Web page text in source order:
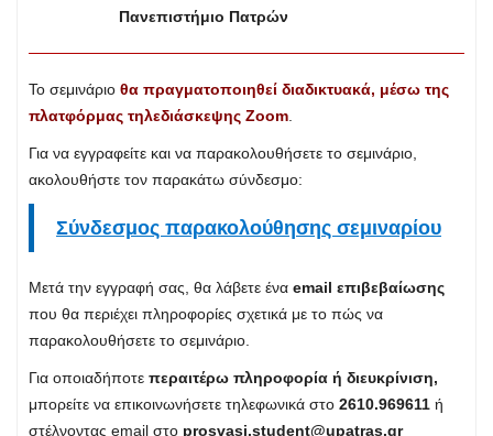
Πανεπιστήμιο Πατρών
Το σεμινάριο θα πραγματοποιηθεί διαδικτυακά, μέσω της
πλατφόρμας τηλεδιάσκεψης Zoom
Για να εγγραφείτε και να παρακολουθήσετε το σεμινάριο,
ακολουθήστε τον παρακάτω σύνδεσμο:
Σύνδεσμος παρακολούθησης σεμιναρίου
Μετά την εγγραφή σας, θα λάβετε ένα email επιβεβαίωσης
που θα περιέχει πληροφορίες σχετικά με το πώς να
παρακολουθήσετε το σεμινάριο.
Για οποιαδήποτε περαιτέρω πληροφορία ή διευκρίνιση,
μπορείτε να επικοινωνήσετε τηλεφωνικά στο 2610.969611 ή
στέλνοντας email στο prosvasi.student@upatras.gr